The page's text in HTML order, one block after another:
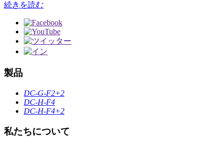
続きを読む
製品
DC-G-F2+2
DC-H-F4
DC-H-F4+2
私たちについて